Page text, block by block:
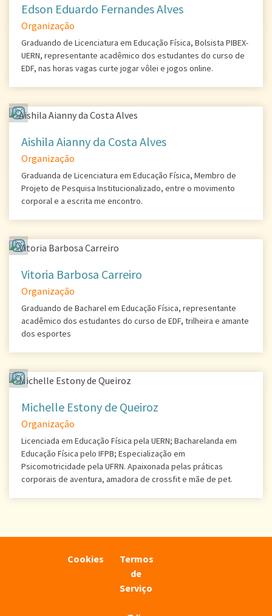
Edson Eduardo Fernandes Alves
Organização
Graduando de Licenciatura em Educação Física, Bolsista PIBEX-
UERN, representante acadêmico dos estudantes do curso de
EDF, nas horas vagas curte jogar vôlei e jogos online.
Aishila Aianny da Costa Alves
Organização
Graduanda de Licenciatura em Educação Física, Membro de
Projeto de Pesquisa Institucionalizado, entre o movimento
corporal e a escrita me encontro.
Vitoria Barbosa Carreiro
Organização
Graduando de Bacharel em Educação Física, representante
acadêmico dos estudantes do curso de EDF, trilheira e amante
dos esportes
Michelle Estony de Queiroz
Organização
Licenciada em Educação Física pela UERN; Bacharelanda em
Educação Física pelo IFPB; Especialização em
Psicomotricidade pela UFRN. Apaixonada pelas práticas
corporais de aventura, amadora de crossfit e mãe de pet.
Cookies
Termos
de
Serviço